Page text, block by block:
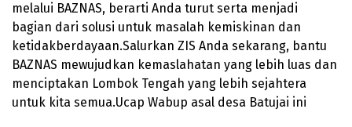
melalui BAZNAS, berarti Anda turut serta menjadi
bagian dari solusi untuk masalah kemiskinan dan
ketidakberdayaan.Salurkan ZIS Anda sekarang, bantu
BAZNAS mewujudkan kemaslahatan yang lebih luas dan
menciptakan Lombok Tengah yang lebih sejahtera
untuk kita semua.Ucap Wabup asal desa Batujai ini